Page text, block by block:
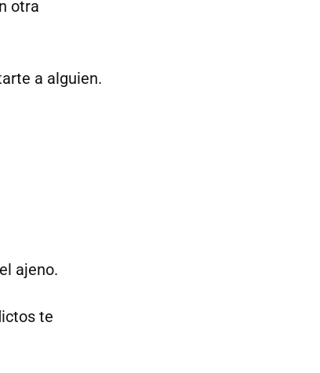
otra
a alguien.
ajeno.
te